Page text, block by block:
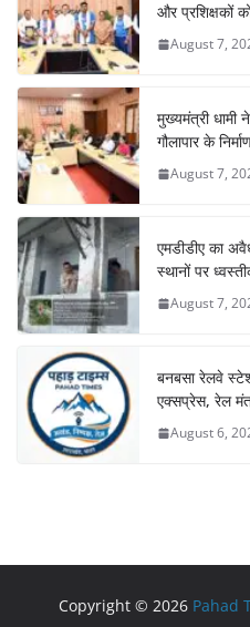
और प्रशिक्षकों
August 7,
मुख्यमंत्री धामी
गौलापार के
August 7,
एमडीडीए का
स्थानों पर
August 7,
बनबसा रेलवे
एक्सप्रेस, रेल
August 6,
Copyright © 2026 Pahad